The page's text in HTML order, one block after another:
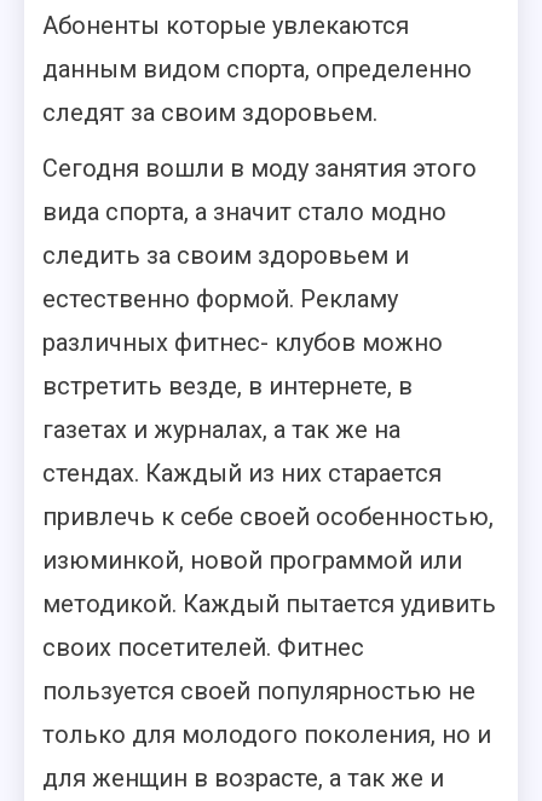
Абоненты которые увлекаются
данным видом спорта, определенно
следят за своим здоровьем.
Сегодня вошли в моду занятия этого
вида спорта, а значит стало модно
следить за своим здоровьем и
естественно формой. Рекламу
различных фитнес- клубов можно
встретить везде, в интернете, в
газетах и журналах, а так же на
стендах. Каждый из них старается
привлечь к себе своей особенностью,
изюминкой, новой программой или
методикой. Каждый пытается удивить
своих посетителей. Фитнес
пользуется своей популярностью не
только для молодого поколения, но и
для женщин в возрасте, а так же и